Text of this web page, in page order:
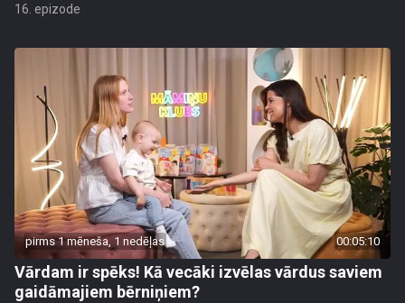
16. epizode
pirms 1 mēneša, 1 nedēļas 00:05:10
Vārdam ir spēks! Kā vecāki izvēlas vārdus saviem
gaidāmajiem bērniņiem?